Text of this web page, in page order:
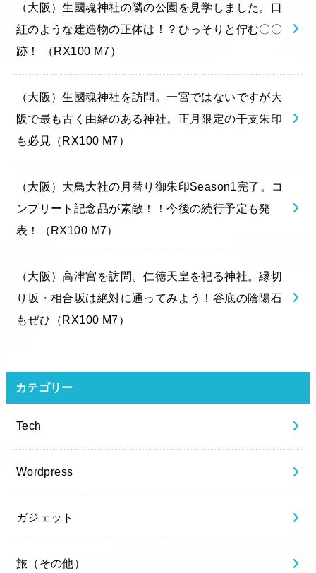
（大阪）生國魂神社の隣の公園を見学しました。口
紅のような建造物の正体は！？ひっそりと佇む〇〇
跡！ （RX100 M7）
（大阪）生國魂神社を訪問。一宮ではないですが大
阪で最も古く由緒のある神社。正月限定の干支朱印
も必見（RX100 M7）
（大阪）大鳥大社の月替り御朱印Season1完了。コ
ンプリート記念品が素敵！！今後の続行予定も発
表！（RX100 M7）
（大阪）高津宮を訪問。仁徳天皇を祀る神社。縁切
り坂・相合坂は絶対に通ってみよう！谷底の陰陽石
もぜひ（RX100 M7）
カテゴリー
Tech
Wordpress
ガジェット
旅（その他）